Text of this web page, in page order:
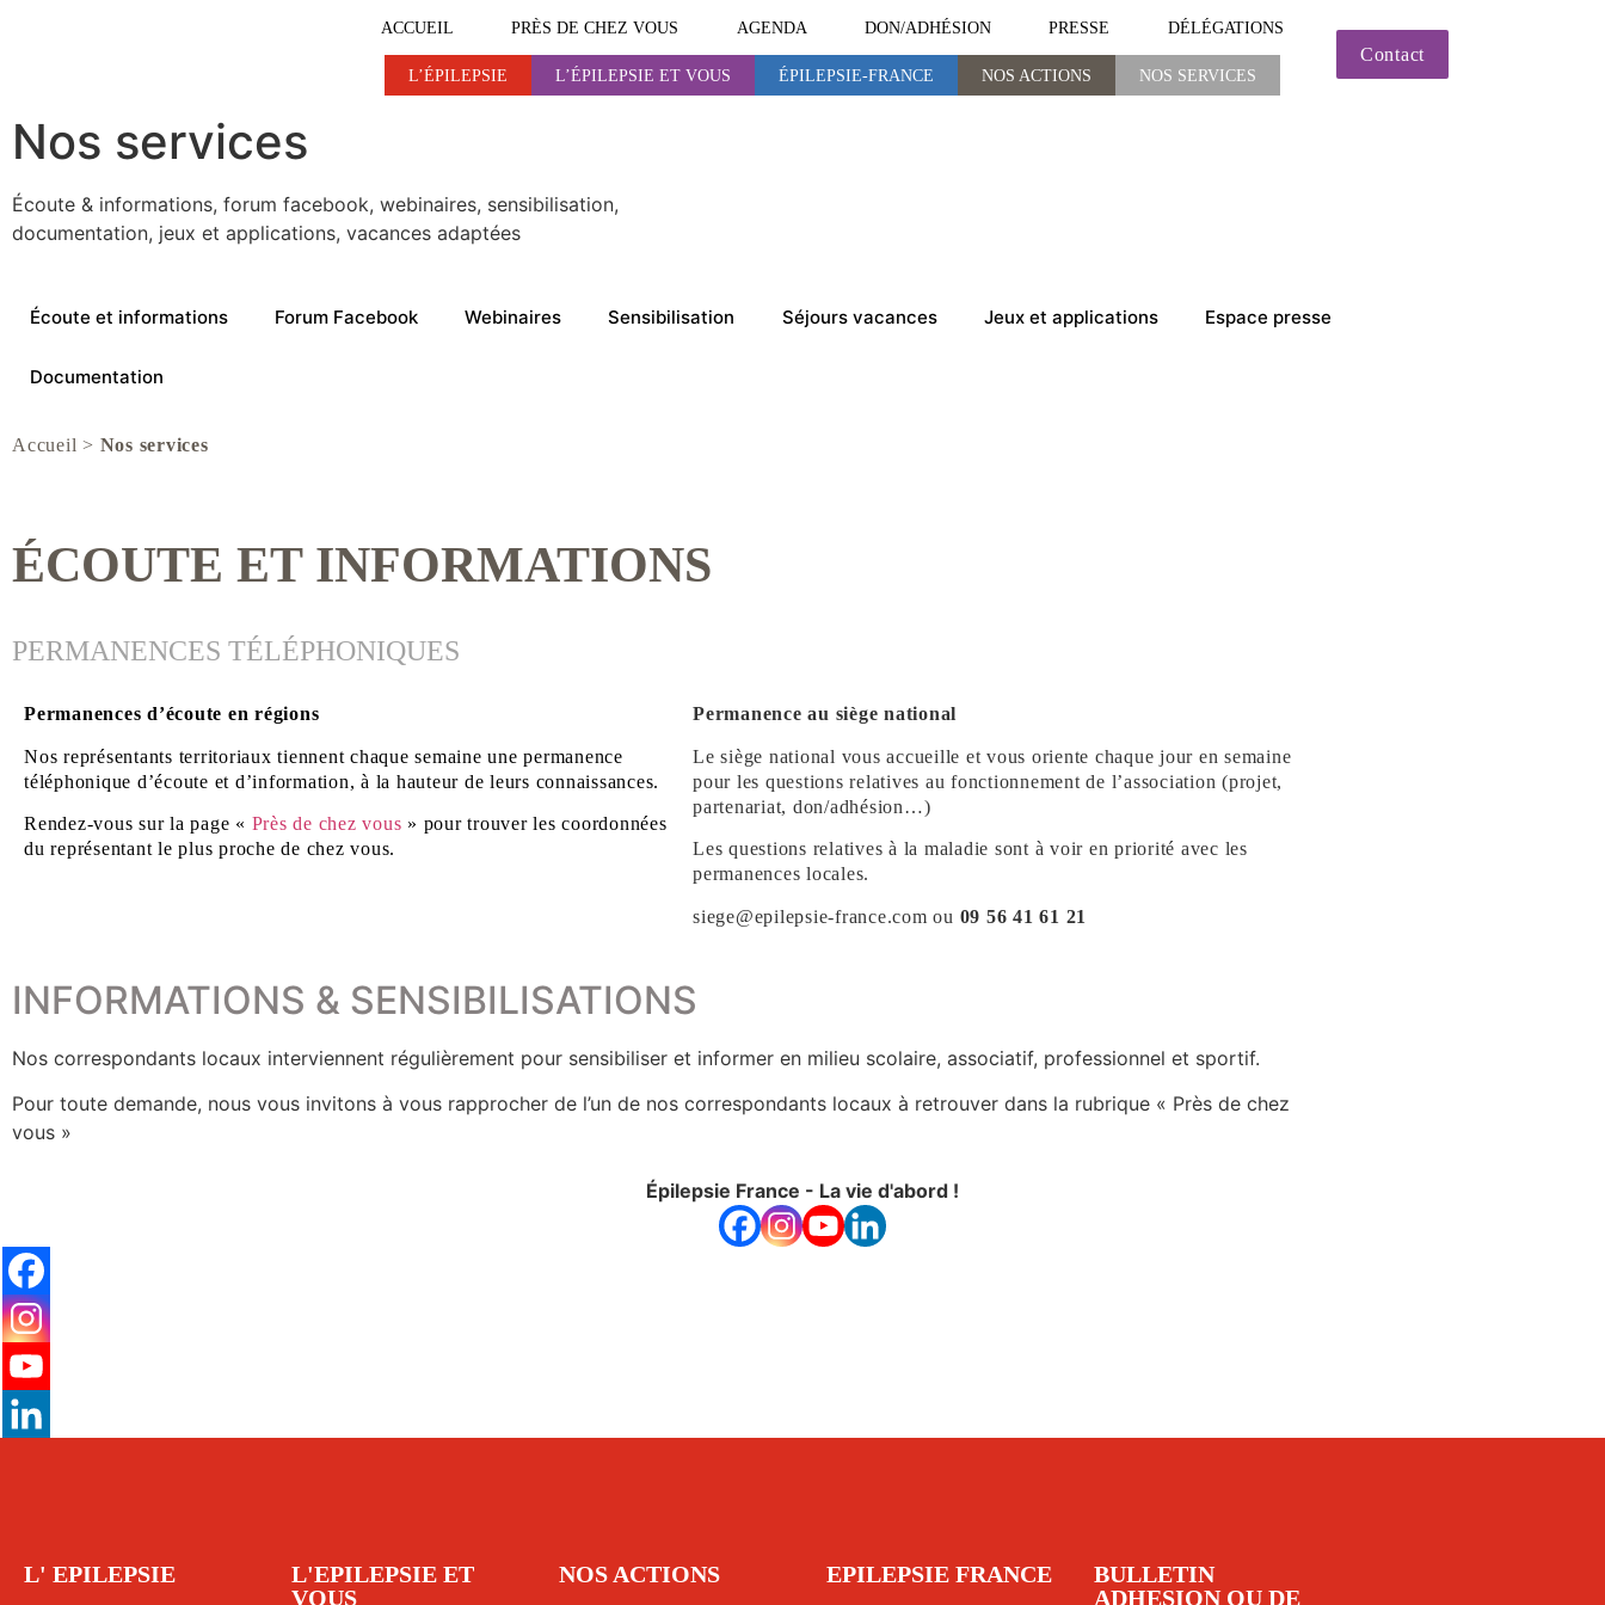
ACCUEIL PRÈS DE CHEZ VOUS AGENDA DON/ADHÉSION PRESSE DÉLÉGATIONS
L’ÉPILEPSIE L’ÉPILEPSIE ET VOUS ÉPILEPSIE-FRANCE NOS ACTIONS NOS SERVICES
Contact
L’ÉPILEPSIE ET VOUS ÉPILEPSIE-FRANCE NOS ACTIONS NOS SERVICES
Nos services
Écoute & informations, forum facebook, webinaires, sensibilisation,
documentation, jeux et applications, vacances adaptées
Écoute et informations Forum Facebook Webinaires Sensibilisation Séjours vacances Jeux et applications Espace presse
Documentation
Accueil > Nos services
ÉCOUTE ET INFORMATIONS
PERMANENCES TÉLÉPHONIQUES
Permanences d’écoute en régions
Nos représentants territoriaux tiennent chaque semaine une permanence
téléphonique d’écoute et d’information, à la hauteur de leurs connaissances.
Rendez-vous sur la page « Près de chez vous » pour trouver les coordonnées
du représentant le plus proche de chez vous.
Permanence au siège national
Le siège national vous accueille et vous oriente chaque jour en semaine
pour les questions relatives au fonctionnement de l’association (projet,
partenariat, don/adhésion…)
Les questions relatives à la maladie sont à voir en priorité avec les
permanences locales.
siege@epilepsie-france.com ou 09 56 41 61 21
INFORMATIONS & SENSIBILISATIONS
Nos correspondants locaux interviennent régulièrement pour sensibiliser et informer en milieu scolaire, associatif, professionnel et sportif.
Pour toute demande, nous vous invitons à vous rapprocher de l’un de nos correspondants locaux à retrouver dans la rubrique « Près de chez
vous »
Épilepsie France - La vie d'abord !
L' EPILEPSIE
L'EPILEPSIE ET
VOUS
NOS ACTIONS EPILEPSIE FRANCE
BULLETIN
ADHESION OU DE